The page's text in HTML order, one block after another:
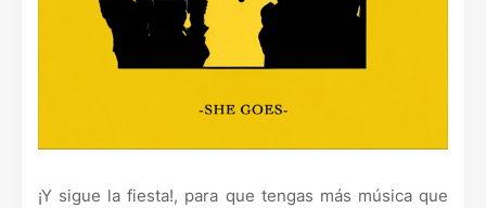
¡Y sigue la fiesta!, para que tengas más música que